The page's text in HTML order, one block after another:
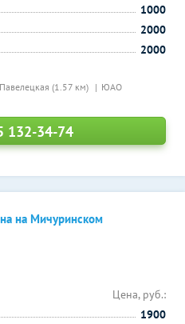
Павелецкая (1.57 км) ЮАО
1000
2000
2000
132-34-74
на Мичуринском
Цена, руб.:
1900